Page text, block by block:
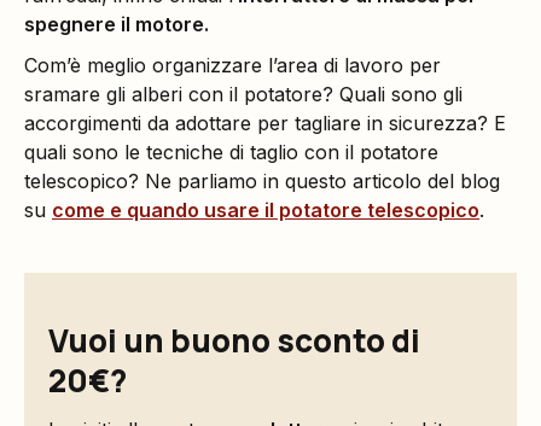
spegnere il motore.
Com’è meglio organizzare l’area di lavoro per
sramare gli alberi con il potatore? Quali sono gli
accorgimenti da adottare per tagliare in sicurezza? E
quali sono le tecniche di taglio con il potatore
telescopico? Ne parliamo in questo articolo del blog
su come e quando usare il potatore telescopico.
Vuoi un buono sconto di
20€?